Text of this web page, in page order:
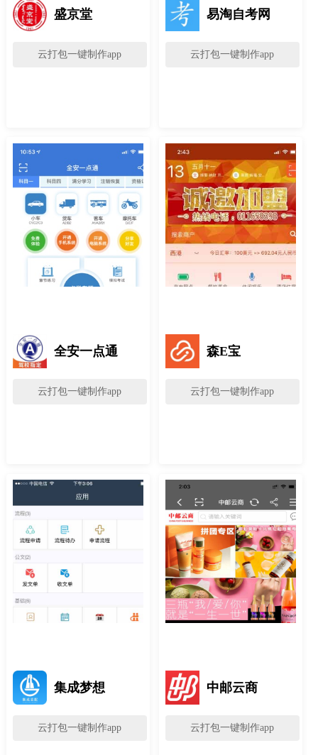
盛京堂
云打包一键制作app
易淘自考网
云打包一键制作app
全安一点通
云打包一键制作app
森E宝
云打包一键制作app
集成梦想
云打包一键制作app
中邮云商
云打包一键制作app